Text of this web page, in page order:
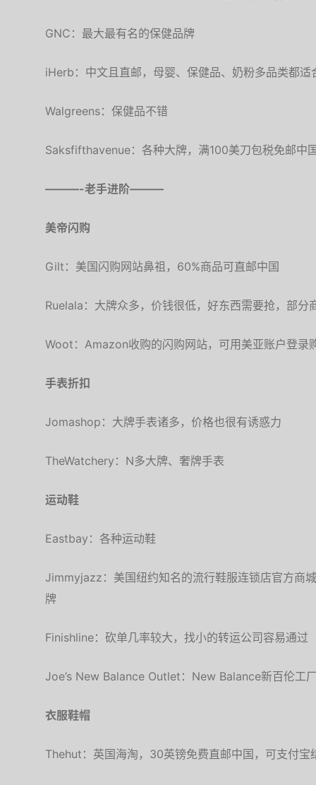
GNC：最大最有名的保健品牌
iHerb：中文且直邮，母婴、保健品、奶粉多品类都适
Walgreens：保健品不错
Saksfifthavenue：各种大牌，满100美刀包税免邮中
———-老手进阶———
美帝闪购
Gilt：美国闪购网站鼻祖，60%商品可直邮中国
Ruelala：大牌众多，价钱很低，好东西需要抢，部分
Woot：Amazon收购的闪购网站，可用美亚账户登录
手表折扣
Jomashop：大牌手表诸多，价格也很有诱惑力
TheWatchery：N多大牌、奢牌手表
运动鞋
Eastbay：各种运动鞋
Jimmyjazz：美国纽约知名的流行鞋服连锁店官方商
牌
Finishline：砍单几率较大，找小的转运公司容易通过
Joe’s New Balance Outlet：New Balance新百伦工
衣服鞋帽
Thehut：英国海淘，30英镑免费直邮中国，可支付宝